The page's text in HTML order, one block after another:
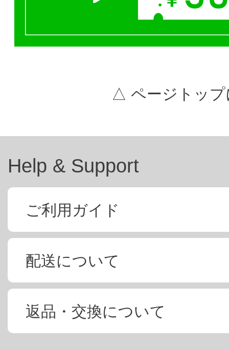
△ ページトップ
Help & Support
ご利用ガイド
配送について
返品・交換について